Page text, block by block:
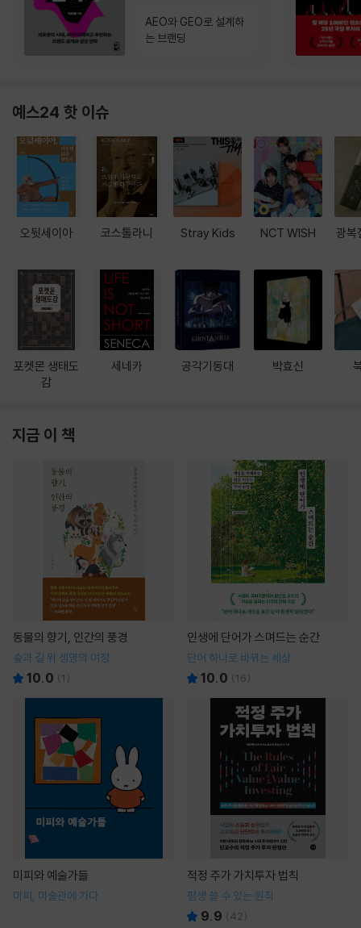
AEO와 GEO로 설계하
는 브랜딩
예스24 핫 이슈
오뒷세이아
포켓몬 생태도
감
코스톨라니
세네카
Stray Kids
공각기동대
NCT WISH
박효신
광복
지금 이 책
동물의 향기, 인간의 풍경
숲과 길 위 생명의 여정
10.0 (1 )
인생에 단어가 스며드는 순간
단어 하나로 바뀌는 세상
10.0 (16)
미피와 예술가들
미피, 미술관에 가다
적정 주가 가치투자 법칙
평생 쓸 수 있는 원칙
9.9 (42)